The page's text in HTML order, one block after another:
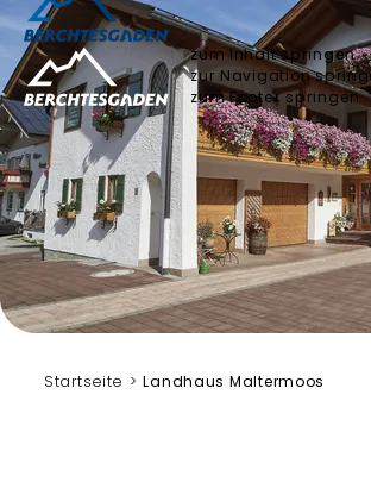
zum Inhalt springen
zur Navigation
zum Footer springen
Startseite Landhaus Maltermoos